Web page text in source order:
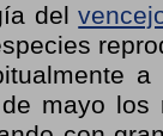
del
mayo los